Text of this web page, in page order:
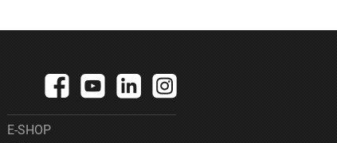
E-SHOP